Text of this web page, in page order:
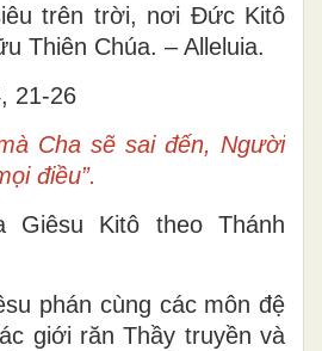
trên trời, nơi Ðức Kitô
Thiên Chúa. – Alleluia.
21-26
Cha sẽ sai đến, Người
điều”.
Giêsu Kitô theo Thánh
phán cùng các môn đệ
giới răn Thầy truyền và